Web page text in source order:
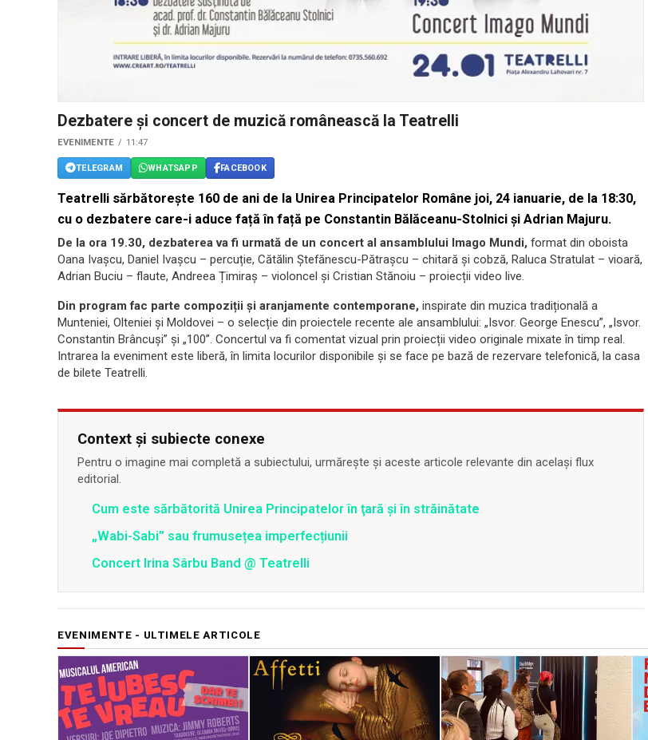
Dezbatere și concert de muzică românească la Teatrelli
EVENIMENTE 11:47
TELEGRAM WHATSAPP FACEBOOK
Teatrelli sărbătorește 160 de ani de la Unirea Principatelor Române joi, 24 ianuarie, de la 18:30,
cu o dezbatere care-i aduce față în față pe Constantin Bălăceanu-Stolnici și Adrian Majuru.
De la ora 19.30, dezbaterea va fi urmată de un concert al ansamblului Imago Mundi, format din oboista
Oana Ivașcu, Daniel Ivașcu – percuție, Cătălin Ștefănescu-Pătrașcu – chitară și cobză, Raluca Stratulat – vioară,
Adrian Buciu – flaute, Andreea Țimiraș – violoncel și Cristian Stănoiu – proiecții video live.
Din program fac parte compoziții și aranjamente contemporane, inspirate din muzica tradițională a
Munteniei, Olteniei și Moldovei – o selecție din proiectele recente ale ansamblului: „Isvor. George Enescu”, „Isvor.
Constantin Brâncuși” și „100”. Concertul va fi comentat vizual prin proiecții video originale mixate în timp real.
Intrarea la eveniment este liberă, în limita locurilor disponibile și se face pe bază de rezervare telefonică, la casa
de bilete Teatrelli.
Context și subiecte conexe
Pentru o imagine mai completă a subiectului, urmărește și aceste articole relevante din același flux
editorial.
Cum este sărbătorită Unirea Principatelor în ţară şi în străinătate
„Wabi-Sabi” sau frumusețea imperfecțiunii
Concert Irina Sârbu Band @ Teatrelli
EVENIMENTE - ULTIMELE ARTICOLE